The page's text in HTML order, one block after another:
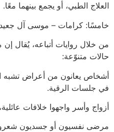
العلاج الطبي، أو يجمع بينهما معًا.
خامسًا: كرامات – موسى آل
من خلال روايات أتباعه، يُقال
حالات متنوّعة:
أشخاص يعانون من أعراض تشبه
في جلسات الرقية.
أزواج وأسر واجهوا خلافات
مرضى نفسيون أو جسديون شعروا